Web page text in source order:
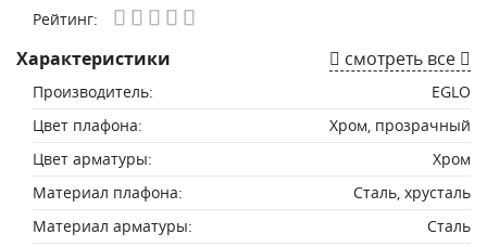
Рейтинг:
Характеристики смотреть все
Производитель:
EGLO
Цвет плафона:
Хром, прозрачный
Цвет арматуры:
Хром
Материал плафона:
Сталь, хрусталь
Материал арматуры:
Сталь